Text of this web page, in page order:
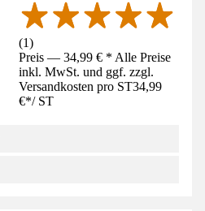
(1)
Preis — 34,99 € * Alle Preise
inkl. MwSt. und ggf. zzgl.
Versandkosten pro ST34,99
€*/ ST